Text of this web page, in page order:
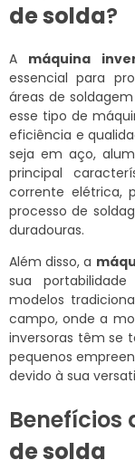
de solda?
A máquina
essencial para
áreas de
esse tipo de
eficiência e
seja em aço,
principal
corrente elétrica,
processo de
duradouras.
Além disso, a
sua
modelos
campo, onde a
inversoras têm se
pequenos
devido à sua
Benefícios
de solda